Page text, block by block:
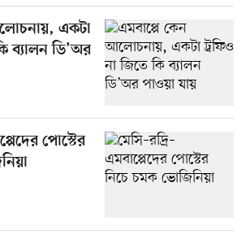
একটা
ব্যালন ডি’অর
পোস্টের